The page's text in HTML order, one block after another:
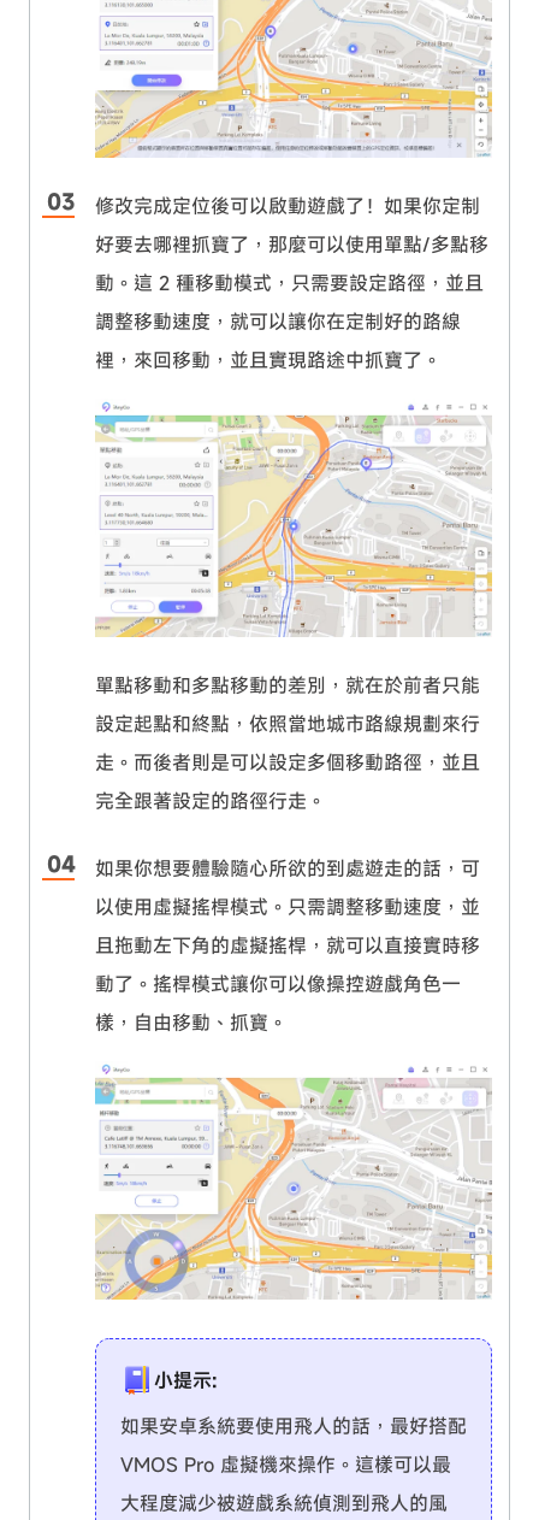
修改完成定位後可以啟動遊戲了！如果你定制
好要去哪裡抓寶了，那麼可以使用單點/多點移
動。這 2 種移動模式，只需要設定路徑，並且
調整移動速度，就可以讓你在定制好的路線
裡，來回移動，並且實現路途中抓寶了。
單點移動和多點移動的差別，就在於前者只能
設定起點和終點，依照當地城市路線規劃來行
走。而後者則是可以設定多個移動路徑，並且
完全跟著設定的路徑行走。
如果你想要體驗隨心所欲的到處遊走的話，可
以使用虛擬搖桿模式。只需調整移動速度，並
且拖動左下角的虛擬搖桿，就可以直接實時移
動了。搖桿模式讓你可以像操控遊戲角色一
樣，自由移動、抓寶。
小提示:
如果安卓系統要使用飛人的話，最好搭配
VMOS Pro 虛擬機來操作。這樣可以最
大程度減少被遊戲系統偵測到飛人的風